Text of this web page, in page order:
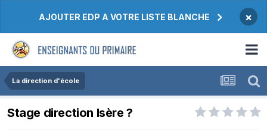
AJOUTER EDP A VOTRE LISTE BLANCHE ×
La direction d'école
Stage direction Isère ?